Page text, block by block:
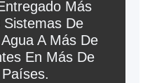
Más
Sistemas De
A Más De
En Más De
Entregado Más
Sistemas De
Agua A Más De
En Más De
Países.